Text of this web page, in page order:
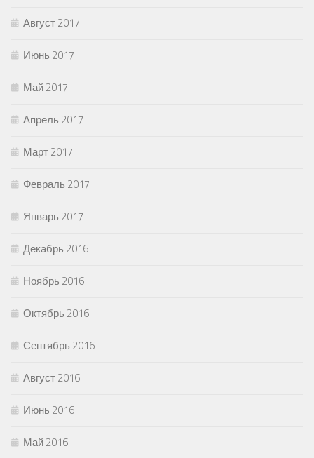
Август 2017
Июнь 2017
Май 2017
Апрель 2017
Март 2017
Февраль 2017
Январь 2017
Декабрь 2016
Ноябрь 2016
Октябрь 2016
Сентябрь 2016
Август 2016
Июнь 2016
Май 2016